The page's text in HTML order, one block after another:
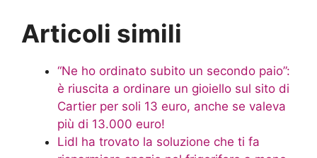
Articoli simili
“Ne ho ordinato subito un secondo paio”:
è riuscita a ordinare un gioiello sul sito di
Cartier per soli 13 euro, anche se valeva
più di 13.000 euro!
Lidl ha trovato la soluzione che ti fa